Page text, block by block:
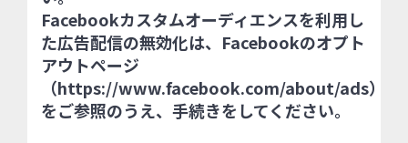
Facebookカスタムオーディエンスを利用し
た広告配信の無効化は、Facebookのオプト
アウトページ
（https://www.facebook.com/about/ads）
をご参照のうえ、手続きをしてください。